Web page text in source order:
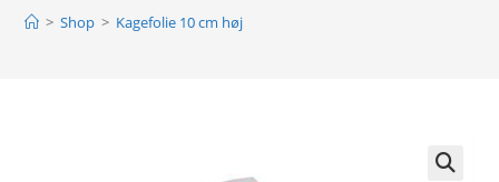
> Shop > Kagefolie 10 cm høj